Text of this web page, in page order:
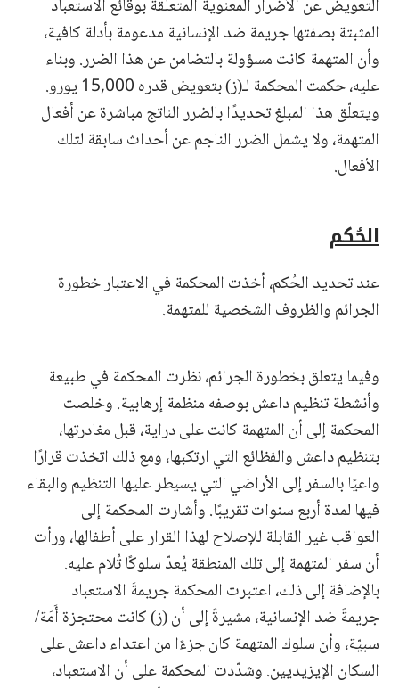
التعويض عن الأضرار المعنوية المتعلقة بوقائع الاستعباد
المثبتة بصفتها جريمة ضد الإنسانية مدعومة بأدلة كافية،
وأن المتهمة كانت مسؤولة بالتضامن عن هذا الضرر. وبناء
عليه، حكمت المحكمة لـ(ز) بتعويض قدره 15,000 يورو.
ويتعلّق هذا المبلغ تحديدًا بالضرر الناتج مباشرة عن أفعال
المتهمة، ولا يشمل الضرر الناجم عن أحداث سابقة لتلك
الأفعال.
الحُكم
عند تحديد الحُكم، أخذت المحكمة في الاعتبار خطورة
الجرائم والظروف الشخصية للمتهمة.
وفيما يتعلق بخطورة الجرائم، نظرت المحكمة في طبيعة
وأنشطة تنظيم داعش بوصفه منظمة إرهابية. وخلصت
المحكمة إلى أن المتهمة كانت على دراية، قبل مغادرتها،
بتنظيم داعش والفظائع التي ارتكبها، ومع ذلك اتخذت قرارًا
واعيًا بالسفر إلى الأراضي التي يسيطر عليها التنظيم والبقاء
فيها لمدة أربع سنوات تقريبًا. وأشارت المحكمة إلى
العواقب غير القابلة للإصلاح لهذا القرار على أطفالها، ورأت
أن سفر المتهمة إلى تلك المنطقة يُعدّ سلوكًا تُلام عليه.
بالإضافة إلى ذلك، اعتبرت المحكمة جريمةَ الاستعباد
جريمةً ضد الإنسانية، مشيرةً إلى أن (ز) كانت محتجزة أَمَة/
سبيّة، وأن سلوك المتهمة كان جزءًا من اعتداء داعش على
السكان الإيزيديين. وشدّدت المحكمة على أن الاستعباد،